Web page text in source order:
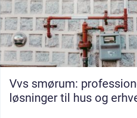
Vvs smørum:
løsninger til hus og